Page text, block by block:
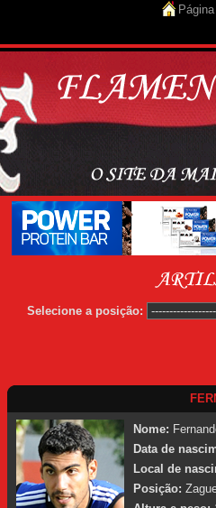
Selecione a posição:
Nome:
Data de
Local de
Posição: